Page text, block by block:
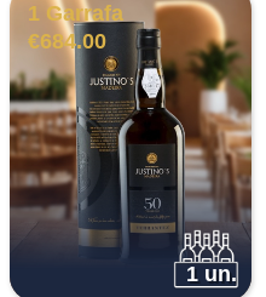
1 Garrafa
€684.00
1 un.